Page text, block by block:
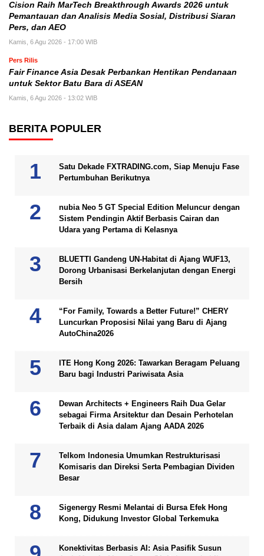
Cision Raih MarTech Breakthrough Awards 2026 untuk
Pemantauan dan Analisis Media Sosial, Distribusi Siaran
Pers, dan AEO
Kamis, 6 Agu 2026 - 17:00 WIB
Pers Rilis
Fair Finance Asia Desak Perbankan Hentikan Pendanaan
untuk Sektor Batu Bara di ASEAN
Kamis, 6 Agu 2026 - 13:02 WIB
BERITA POPULER
Satu Dekade FXTRADING.com, Siap Menuju Fase
Pertumbuhan Berikutnya
nubia Neo 5 GT Special Edition Meluncur dengan
Sistem Pendingin Aktif Berbasis Cairan dan
Udara yang Pertama di Kelasnya
BLUETTI Gandeng UN-Habitat di Ajang WUF13,
Dorong Urbanisasi Berkelanjutan dengan Energi
Bersih
“For Family, Towards a Better Future!” CHERY
Luncurkan Proposisi Nilai yang Baru di Ajang
AutoChina2026
ITE Hong Kong 2026: Tawarkan Beragam Peluang
Baru bagi Industri Pariwisata Asia
Dewan Architects + Engineers Raih Dua Gelar
sebagai Firma Arsitektur dan Desain Perhotelan
Terbaik di Asia dalam Ajang AADA 2026
Telkom Indonesia Umumkan Restrukturisasi
Komisaris dan Direksi Serta Pembagian Dividen
Besar
Sigenergy Resmi Melantai di Bursa Efek Hong
Kong, Didukung Investor Global Terkemuka
Konektivitas Berbasis AI: Asia Pasifik Susun